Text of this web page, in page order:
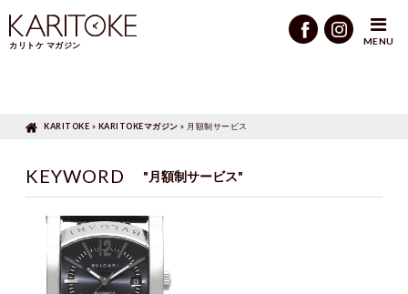
カリトケ マガジン MENU
KARITOKEマガジン » 月額制サービス
KARITOKE » KARITOKEマガジン » 月額制サービス
KEYWORD "月額制サービス"